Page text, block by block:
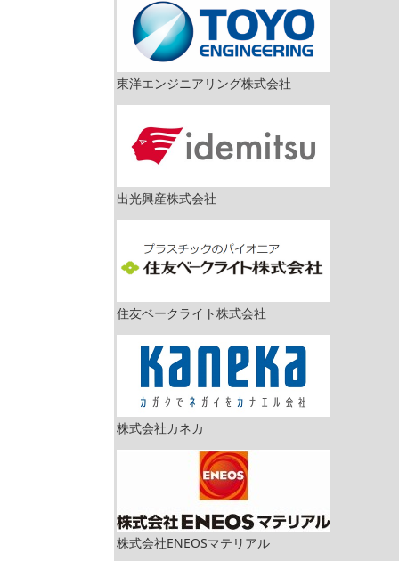
東洋エンジニアリング株式会社
出光興産株式会社
住友ベークライト株式会社
株式会社カネカ
株式会社ENEOSマテリアル